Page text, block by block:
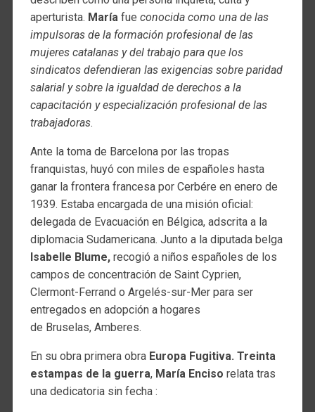
aperturista. María fue conocida como una de las
impulsoras de la formación profesional de las
mujeres catalanas y del trabajo para que los
sindicatos defendieran las exigencias sobre paridad
salarial y sobre la igualdad de derechos a la
capacitación y especialización profesional de las
trabajadoras.
Ante la toma de Barcelona por las tropas
franquistas, huyó con miles de españoles hasta
ganar la frontera francesa por Cerbére en enero de
1939. Estaba encargada de una misión oficial:
delegada de Evacuación en Bélgica, adscrita a la
diplomacia Sudamericana. Junto a la diputada belga
Isabelle Blume,recogió a niños españoles de los
campos de concentración de Saint Cyprien,
Clermont-Ferrand o Argelés-sur-Mer para ser
entregados en adopción a hogares
de Bruselas, Amberes.
En su obra primera obra Europa Fugitiva. Treinta
estampas de la guerra, María Enciso relata tras
una dedicatoria sin fecha :